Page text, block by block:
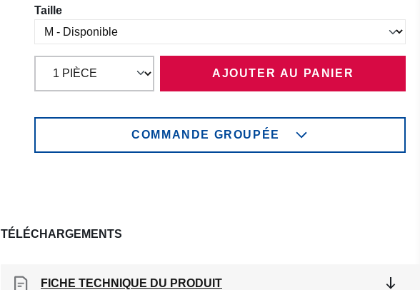
Sélectionnez
Taille
AJOUTER AU PANIER
COMMANDE GROUPÉE
TÉLÉCHARGEMENTS
FICHE TECHNIQUE DU PRODUIT